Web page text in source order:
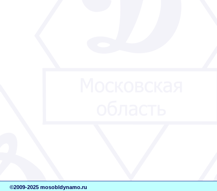
©2009-2025 mosobldynamo.ru